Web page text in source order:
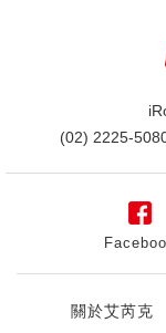
(02) 2225-
關於艾芮克